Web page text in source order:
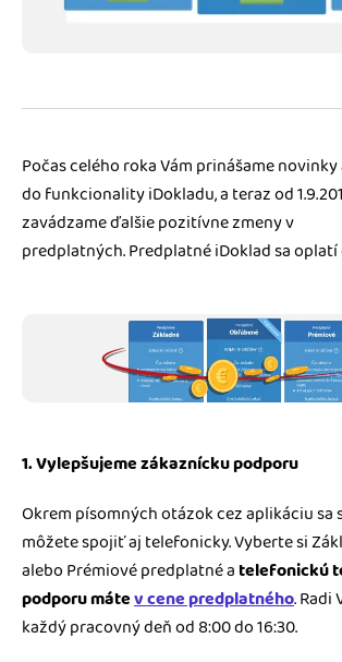
Počas celého roka Vám prinášame
do funkcionality iDokladu, a teraz od
zavádzame ďalšie pozitívne zmeny v
predplatných. Predplatné iDoklad sa oplatí
1. Vylepšujeme zákaznícku podporu
Okrem písomných otázok cez aplikáciu sa
môžete spojiť aj telefonicky. Vyberte si
alebo Prémiové predplatné a telefonickú
podporumátev cene predplatného. Radi
každý pracovný deň od 8:00 do 16:30.